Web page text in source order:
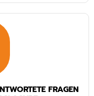
FRAGEN